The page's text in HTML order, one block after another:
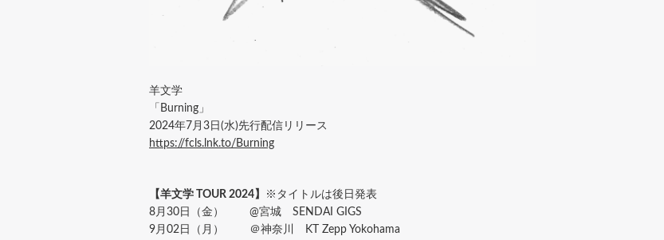
羊文学
「Burning」
2024年7月3日(水)先行配信リリース
https://fcls.lnk.to/Burning
【羊文学 TOUR 2024】
※タイトルは後日発表
8月30日（金） @宮城 SENDAI GIGS
9月02日（月） ＠神奈川 KT Zepp Yokohama